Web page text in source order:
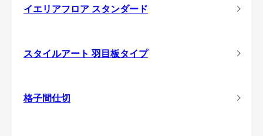
イエリアフロア スタンダード
スタイルアート 羽目板タイプ
格子間仕切